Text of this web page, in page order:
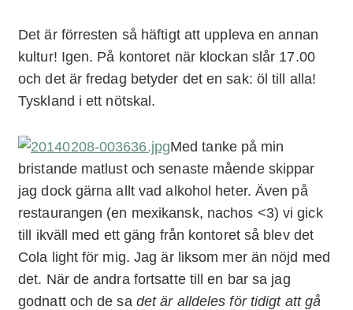
Det är förresten så häftigt att uppleva en annan
kultur! Igen. På kontoret när klockan slår 17.00
och det är fredag betyder det en sak: öl till alla!
Tyskland i ett nötskal.
Med tanke på min
bristande matlust och senaste mående skippar
jag dock gärna allt vad alkohol heter. Även på
restaurangen (en mexikansk, nachos <3) vi gick
till ikväll med ett gäng från kontoret så blev det
Cola light för mig. Jag är liksom mer än nöjd med
det. När de andra fortsatte till en bar sa jag
godnatt och de sa det är alldeles för tidigt att gå